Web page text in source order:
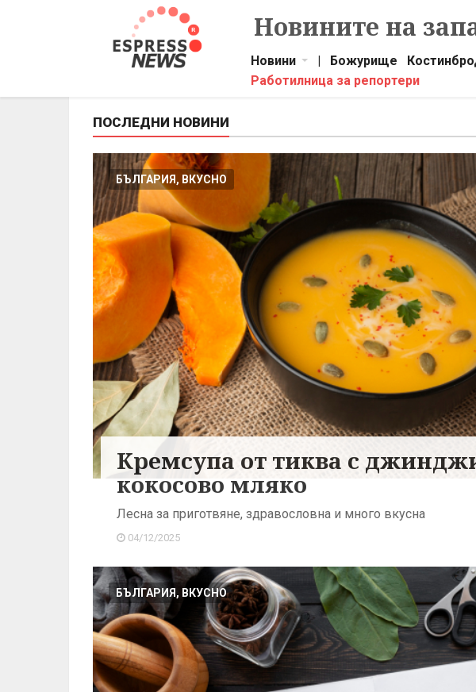
Новините на
Новини | Божурище
Работилница за репортери
ПОСЛЕДНИ НОВИНИ
БЪЛГАРИЯ, ВКУСНО
Кремсупа от тиква с
кокосово мляко
Лесна за приготвяне, здравословна и много вкусна
04/12/2025
БЪЛГАРИЯ, ВКУСНО